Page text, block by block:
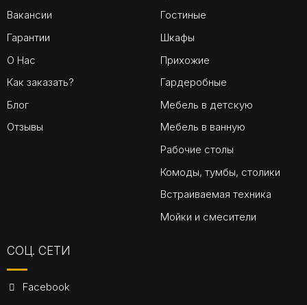
Вакансии
Гарантии
О Нас
Как заказать?
Блог
Отзывы
Гостиные
Шкафы
Прихожие
Гардеробные
Мебель в детскую
Мебель в ванную
Рабочие столы
Комоды, тумбы, столики
Встраиваемая техника
Мойки и смесители
СОЦ. СЕТИ
Facebook